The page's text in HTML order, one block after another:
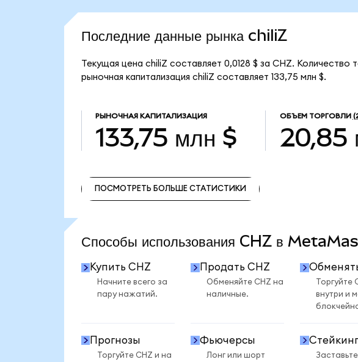
Последние данные рынка chiliZ
Текущая цена chiliZ составляет 0,0128 $ за CHZ.
рыночная капитализация chiliZ составляет 133,75 млн $.
РЫНОЧНАЯ КАПИТАЛИЗАЦИЯ
133,75 млн $
ОБЪЕМ ТОРГОВЛИ
20,85
ПОСМОТРЕТЬ БОЛЬШЕ СТАТИСТИКИ
Способы использования CHZ в
Купить CHZ
Начните всего за
пару нажатий.
Продать CHZ
Обменяйте CHZ на
наличные.
Торгуйте
внутри и
Прогнозы
Торгуйте CHZ и на
Фьючерсы
Лонг или шорт
Стейкинг